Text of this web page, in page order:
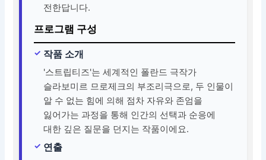
전한답니다.
프로그램 구성
작품 소개
'스트립티즈'는 세계적인 폴란드 극작가
슬라보미르 므로제크의 부조리극으로, 두 인물이
알 수 없는 힘에 의해 점차 자유와 존엄을
잃어가는 과정을 통해 인간의 선택과 순응에
대한 깊은 질문을 던지는 작품이에요.
연출